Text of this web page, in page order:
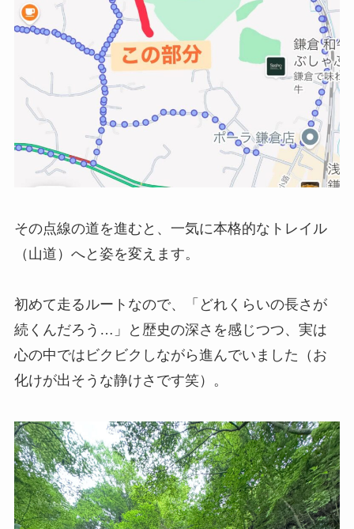
その点線の道を進むと、一気に本格的なトレイル
（山道）へと姿を変えます。
初めて走るルートなので、「どれくらいの長さが
続くんだろう…」と歴史の深さを感じつつ、実は
心の中ではビクビクしながら進んでいました（お
化けが出そうな静けさです笑）。